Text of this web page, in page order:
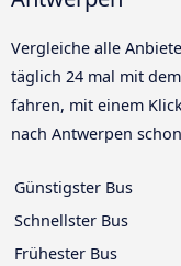
Vergleiche alle
täglich 24 mal mit
fahren, mit einem
nach Antwerpen
Günstigster Bus
Schnellster Bus
Frühester Bus